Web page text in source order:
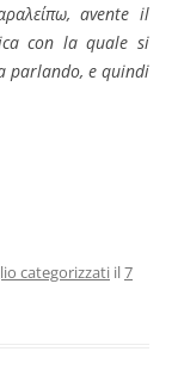
avente il
con la quale si
parlando, e quindi
categorizzati il7